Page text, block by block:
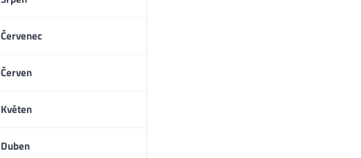
Červenec
Červen
Květen
Duben